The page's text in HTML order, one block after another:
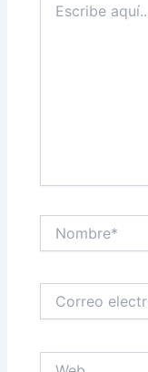
aquí...
electrónico*